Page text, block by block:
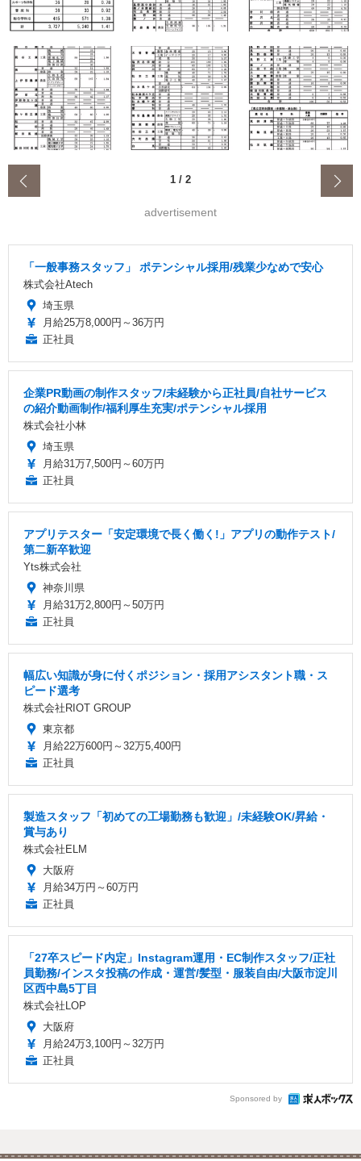
1 / 2
advertisement
「一般事務スタッフ」 ポテンシャル採用/残業少なめで安心
株式会社Atech
埼玉県
月給25万8,000円～36万円
正社員
企業PR動画の制作スタッフ/未経験から正社員/自社サービス
の紹介動画制作/福利厚生充実/ポテンシャル採用
株式会社小林
埼玉県
月給31万7,500円～60万円
正社員
アプリテスター「安定環境で長く働く!」アプリの動作テスト/
第二新卒歓迎
Yts株式会社
神奈川県
月給31万2,800円～50万円
正社員
幅広い知識が身に付くポジション・採用アシスタント職・ス
ピード選考
株式会社RIOT GROUP
東京都
月給22万600円～32万5,400円
正社員
製造スタッフ「初めての工場勤務も歓迎」/未経験OK/昇給・
賞与あり
株式会社ELM
大阪府
月給34万円～60万円
正社員
「27卒スピード内定」Instagram運用・EC制作スタッフ/正社
員勤務/インスタ投稿の作成・運営/髪型・服装自由/大阪市淀川
区西中島5丁目
株式会社LOP
大阪府
月給24万3,100円～32万円
正社員
Sponsored by